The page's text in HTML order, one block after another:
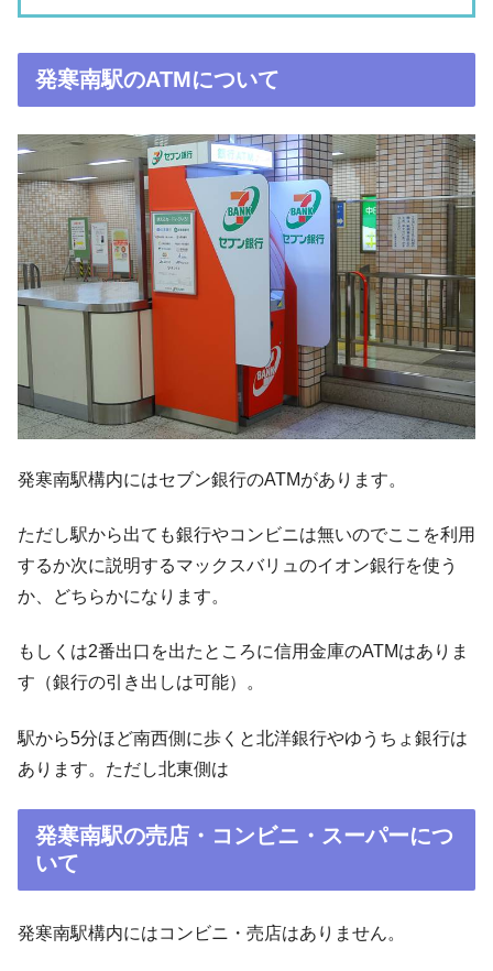
発寒南駅のATMについて
発寒南駅構内にはセブン銀行のATMがあります。
ただし駅から出ても銀行やコンビニは無いのでここを利用
するか次に説明するマックスバリュのイオン銀行を使う
か、どちらかになります。
もしくは2番出口を出たところに信用金庫のATMはありま
す（銀行の引き出しは可能）。
駅から5分ほど南西側に歩くと北洋銀行やゆうちょ銀行は
あります。ただし北東側は
発寒南駅の売店・コンビニ・スーパーにつ
いて
発寒南駅構内にはコンビニ・売店はありません。